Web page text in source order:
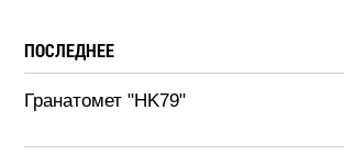
ПОСЛЕДНЕЕ
Гранатомет "HK79"